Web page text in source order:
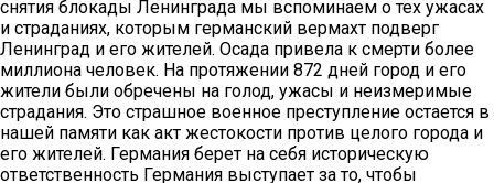
снятия блокады Ленинграда мы вспоминаем о тех ужасах
и страданиях, которым германский вермахт подверг
Ленинград и его жителей. Осада привела к смерти более
миллиона человек. На протяжении 872 дней город и его
жители были обречены на голод, ужасы и неизмеримые
страдания. Это страшное военное преступление остается в
нашей памяти как акт жестокости против целого города и
его жителей. Германия берет на себя историческую
ответственность Германия выступает за то, чтобы